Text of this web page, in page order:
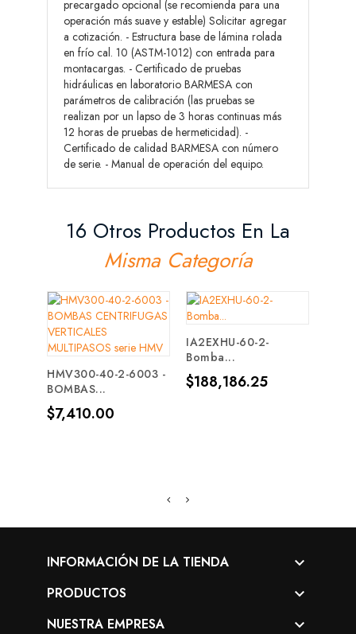
precargado opcional (se recomienda para una
operación más suave y estable) Solicitar agregar
a cotización. - Estructura base de lámina rolada
en frío cal. 10 (ASTM-1012) con entrada para
montacargas. - Certificado de pruebas
hidráulicas en laboratorio BARMESA con
parámetros de calibración (las pruebas se
realizan por un lapso de 3 horas continuas más
12 horas de pruebas de hermeticidad). -
Certificado de calidad BARMESA con número
de serie. - Manual de operación del equipo.
16 Otros Productos En La
Misma Categoría
HMV300-40-2-6003 -
BOMBAS...
Precio
$7,410.00
IA2EXHU-60-2-
Bomba...
Precio
$188,186.25
INFORMACIÓN DE LA TIENDA 
PRODUCTOS 
NUESTRA EMPRESA 